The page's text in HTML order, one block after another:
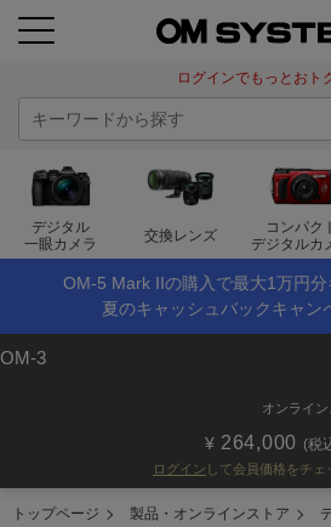
ログインでもっとおト
デジタル
一眼カメラ
交換レンズ
コンパク
デジタルカ
OM-5 Mark IIの購入で最大1万円分
夏のキャッシュバックキャン
OM-3
オンライ
264,000 (税
ログイン して会員価格をチェ
トップページ 製品・オンラインストア